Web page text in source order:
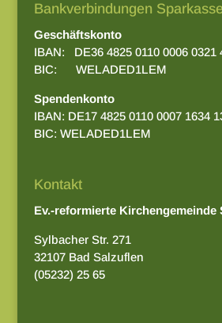
Bankverbindungen
Geschäftskonto
IBAN: DE36 4825 0110 0006 0321
BIC: WELADED1LEM
Spendenkonto
IBAN: DE17 4825 0110 0007 1634
BIC: WELADED1LEM
Kontakt
Ev.-reformierte Kirchengemeinde
Sylbacher Str. 271
32107 Bad Salzuflen
(05232) 25 65